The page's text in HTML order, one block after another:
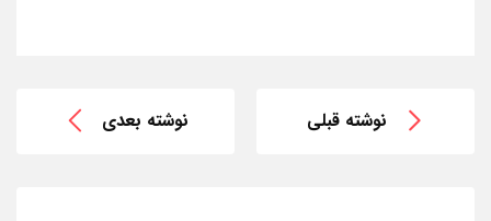
نوشته قبلی نوشته بعدی